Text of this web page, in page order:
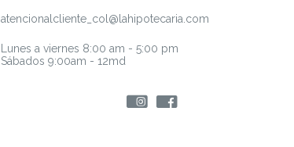
atencionalcliente_col@lahipotecaria.com
Lunes a viernes 8:00 am - 5:00 pm
Sábados 9:00am - 12md